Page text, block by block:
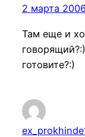
2 марта 2006
Там еще и
готовите?:)